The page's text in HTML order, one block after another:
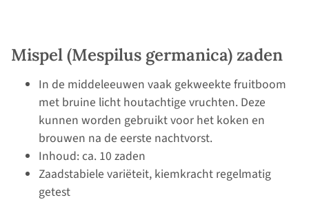
Mispel (Mespilus germanica) zaden
In de middeleeuwen vaak gekweekte fruitboom
met bruine licht houtachtige vruchten. Deze
kunnen worden gebruikt voor het koken en
brouwen na de eerste nachtvorst.
Inhoud: ca. 10 zaden
Zaadstabiele variëteit, kiemkracht regelmatig
getest